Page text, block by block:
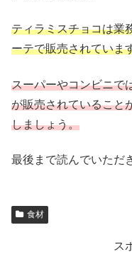
ティラミスチョコは業
ーテで販売されていま
スーパーやコンビニで
が販売されていること
しましょう。
最後まで読んでいただ
食材
ス